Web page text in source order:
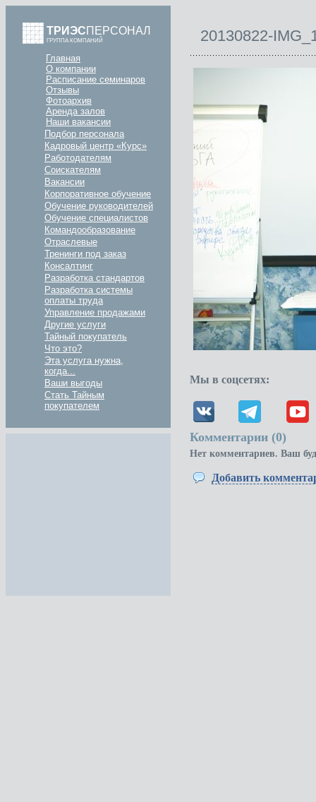
ТРИЭСПЕРСОНАЛ
ГРУППА КОМПАНИЙ
Главная
О компании
Расписание семинаров
Отзывы
Фотоархив
Аренда залов
Наши вакансии
Подбор персонала
Кадровый центр «Курс»
Работодателям
Соискателям
Вакансии
Корпоративное обучение
Обучение руководителей
Обучение специалистов
Командообразование
Отраслевые
Тренинги под заказ
Консалтинг
Разработка стандартов
Разработка системы
оплаты труда
Управление продажами
Другие услуги
Тайный покупатель
Что это?
Эта услуга нужна,
когда...
Ваши выгоды
Стать Тайным
покупателем
20130822-
Мы в соцсетях:
Комментарии (0)
Нет комментариев. Ваш
Добавить